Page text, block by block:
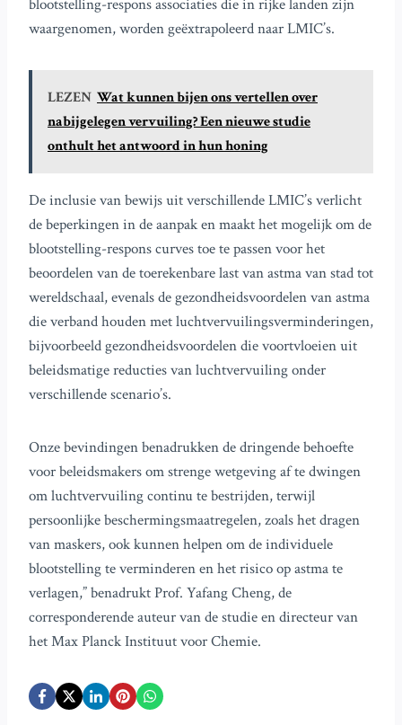
blootstelling-respons associaties die in rijke landen zijn
waargenomen, worden geëxtrapoleerd naar LMIC’s.
LEZEN Wat kunnen bijen ons vertellen over
nabijgelegen vervuiling? Een nieuwe studie
onthult het antwoord in hun honing
De inclusie van bewijs uit verschillende LMIC’s verlicht
de beperkingen in de aanpak en maakt het mogelijk om de
blootstelling-respons curves toe te passen voor het
beoordelen van de toerekenbare last van astma van stad tot
wereldschaal, evenals de gezondheidsvoordelen van astma
die verband houden met luchtvervuilingsverminderingen,
bijvoorbeeld gezondheidsvoordelen die voortvloeien uit
beleidsmatige reducties van luchtvervuiling onder
verschillende scenario’s.
Onze bevindingen benadrukken de dringende behoefte
voor beleidsmakers om strenge wetgeving af te dwingen
om luchtvervuiling continu te bestrijden, terwijl
persoonlijke beschermingsmaatregelen, zoals het dragen
van maskers, ook kunnen helpen om de individuele
blootstelling te verminderen en het risico op astma te
verlagen,” benadrukt Prof. Yafang Cheng, de
corresponderende auteur van de studie en directeur van
het Max Planck Instituut voor Chemie.